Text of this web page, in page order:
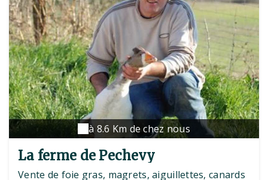
à 8.6 Km de chez nous
La ferme de Pechevy
Vente de foie gras, magrets, aiguillettes, canards